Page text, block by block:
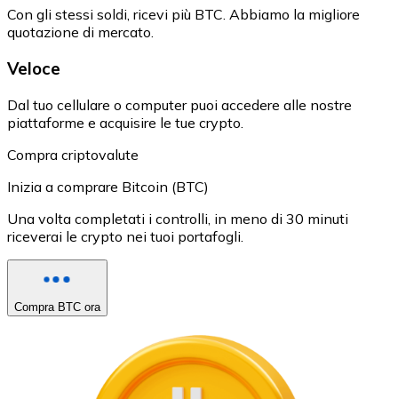
Con gli stessi soldi, ricevi più BTC. Abbiamo la migliore
quotazione di mercato.
Veloce
Dal tuo cellulare o computer puoi accedere alle nostre
piattaforme e acquisire le tue crypto.
Compra criptovalute
Inizia a comprare Bitcoin (BTC)
Una volta completati i controlli, in meno di 30 minuti
riceverai le crypto nei tuoi portafogli.
Compra BTC ora